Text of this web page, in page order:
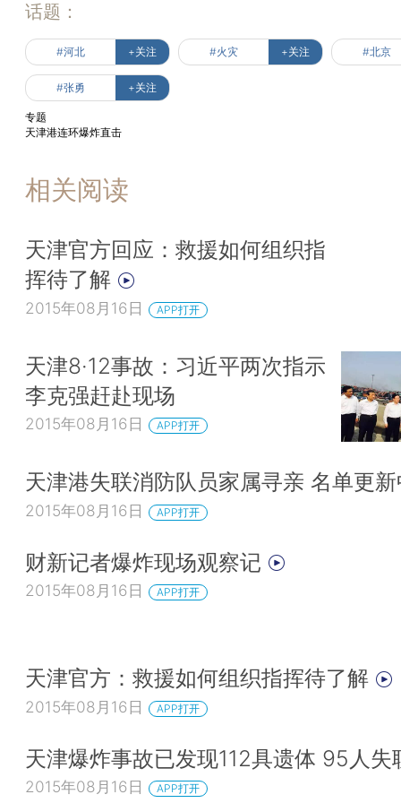
话题：
#河北 +关注 #火灾 +关注 #北京
#张勇 +关注
专题
天津港连环爆炸直击
相关阅读
天津官方回应：救援如何组织指
挥待了解
2015年08月16日 APP打开
天津8·12事故：习近平两次指示
李克强赶赴现场
2015年08月16日 APP打开
天津港失联消防队员家属寻亲 名单更
2015年08月16日 APP打开
财新记者爆炸现场观察记
2015年08月16日 APP打开
天津官方：救援如何组织指挥待了解
2015年08月16日 APP打开
天津爆炸事故已发现112具遗体 95人失
2015年08月16日 APP打开